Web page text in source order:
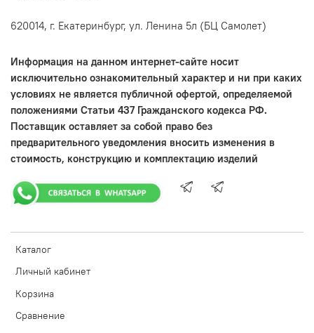
Каталог
Личный кабинет
Корзина
Сравнение
620014, г. Екатеринбург, ул. Ленина 5л (БЦ Самолет)
Информация на данном интернет-сайте носит
исключительно ознакомительный характер и ни при каких
условиях не является публичной офертой, определяемой
положениями Статьи 437 Гражданского кодекса РФ.
Поставщик оставляет за собой право без
предварительного уведомления вносить изменения в
стоимость, конструкцию и комплектацию изделий